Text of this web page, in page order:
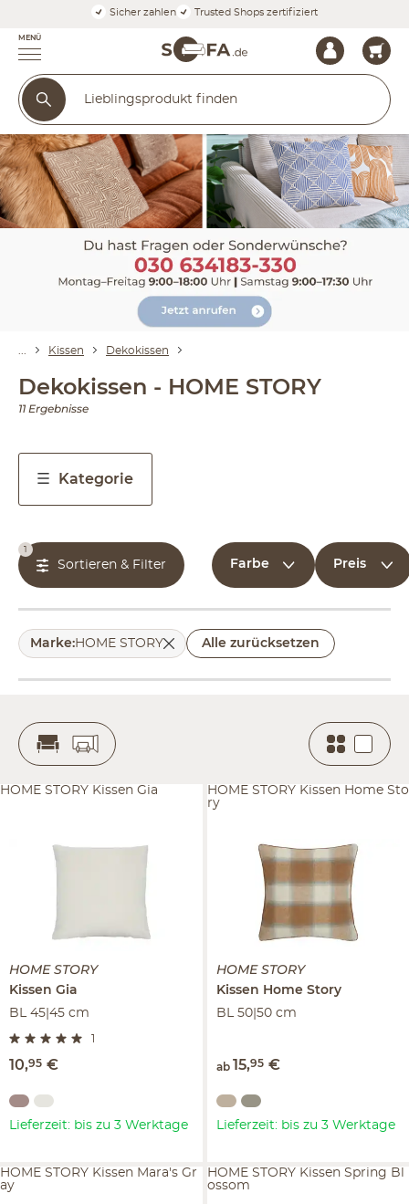
Sicher zahlen Trusted Shops zertifiziert
MENÜ
Kissen Dekokissen
Dekokissen - HOME STORY
11 Ergebnisse
Kategorie
1
Sortieren & Filter Farbe Preis
Marke:HOME STORY Alle zurücksetzen
HOME STORY
Kissen Gia
BL 45|45 cm
1
10,95 €
HOME STORY Kissen Gia
Lieferzeit: bis zu 3 Werktage
HOME STORY
Kissen Home Story
BL 50|50 cm
ab 15,95 €
HOME STORY Kissen Home Sto
ry
Lieferzeit: bis zu 3 Werktage
HOME STORY Kissen Mara's Gr
ay
HOME STORY Kissen Spring Bl
ossom